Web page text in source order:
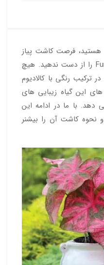
هستید، فرصت کاشت پیاز
گل کالادیوم رقم Funnie Munson را از دست ندهید. هیچ
ترکیب رنگی با کالادیوم
این گیاه زیبایی های
با ما در ادامه این
نحوه کاشت آن را بیشنر